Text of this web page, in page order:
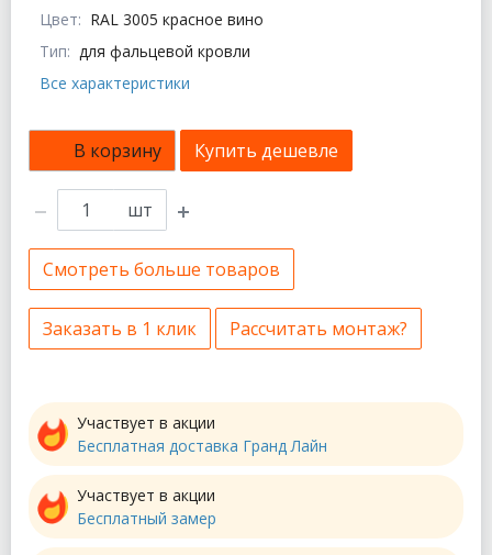
Цвет: RAL 3005 красное вино
Тип: для фальцевой кровли
Все характеристики
В корзину Купить дешевле
шт
Смотреть больше товаров
Заказать в 1 клик Рассчитать монтаж?
Участвует в акции
Бесплатная доставка Гранд Лайн
Участвует в акции
Бесплатный замер